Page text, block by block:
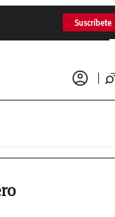
Suscríbete